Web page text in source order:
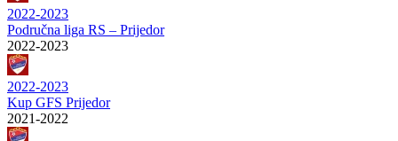
2022-2023
Područna liga RS – Prijedor
2022-2023
2022-2023
Kup GFS Prijedor
2021-2022